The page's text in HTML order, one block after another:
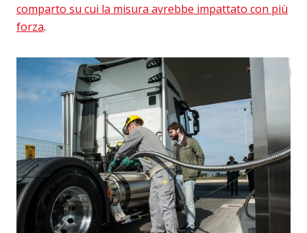
comparto su cui la misura avrebbe impattato con più
forza.